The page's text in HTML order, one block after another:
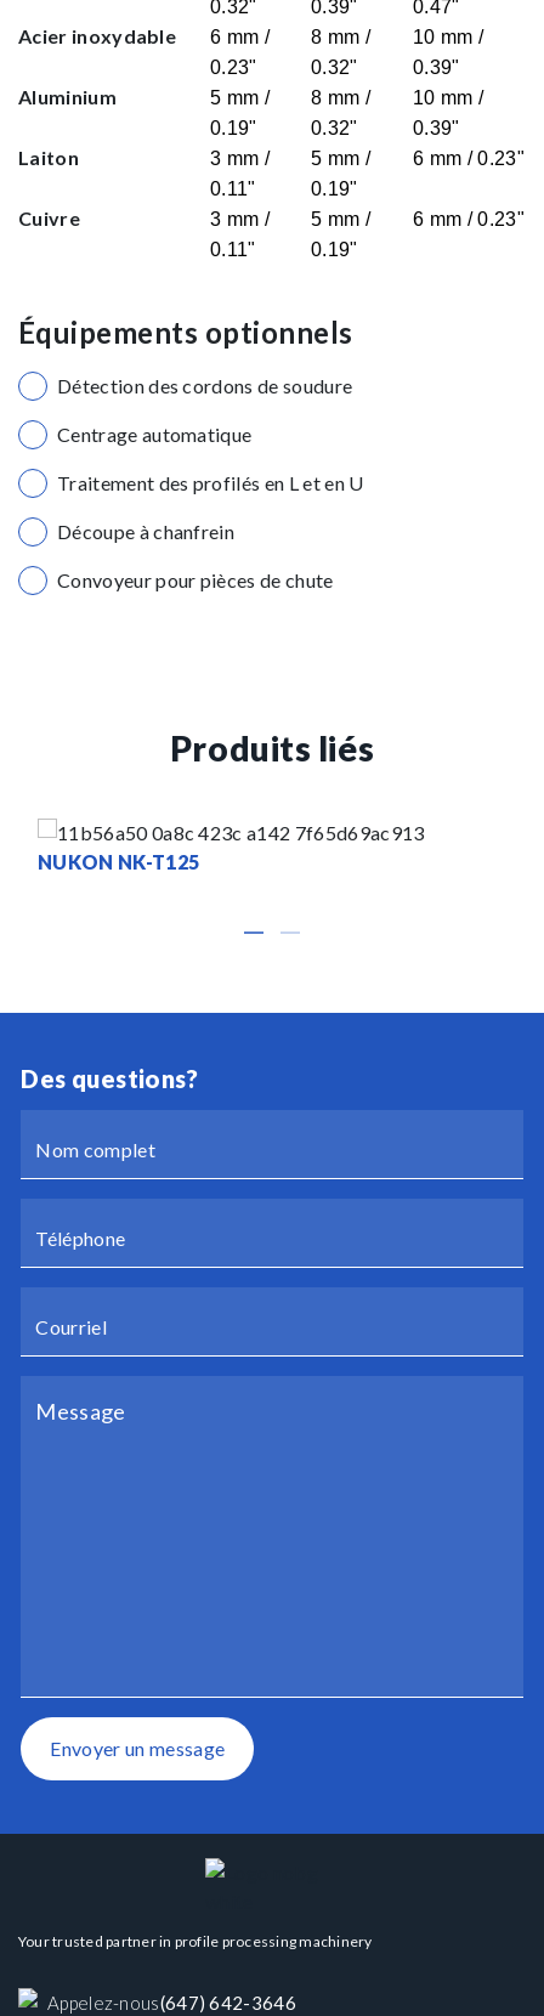
0.32" 0.39" 0.47"
Acier inoxydable
6 mm /
0.23"
8 mm /
0.32"
10 mm /
0.39"
Aluminium
5 mm /
0.19"
8 mm /
0.32"
10 mm /
0.39"
Laiton
3 mm /
0.11"
5 mm /
0.19"
6 mm / 0.23"
Cuivre
3 mm /
0.11"
5 mm /
0.19"
6 mm / 0.23"
Équipements optionnels
Détection des cordons de soudure
Centrage automatique
Traitement des profilés en L et en U
Découpe à chanfrein
Convoyeur pour pièces de chute
Produits liés
NUKON NK-T125
Des questions?
Envoyer un message
Your trusted partner in profile processing machinery
Appelez-nous(647) 642-3646